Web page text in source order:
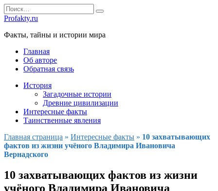
Перейти
к
содержанию
Search
for:
Profakty.ru
Факты, тайны и истории мира
Главная
Об авторе
Обратная связь
История
Загадочные истории
Древние цивилизации
Интересные факты
Таинственные явления
Главная страница » Интересные факты » 10 захватывающих
фактов из жизни учёного Владимира Ивановича
Вернадского
10 захватывающих фактов из жизни
учёного Владимира Ивановича